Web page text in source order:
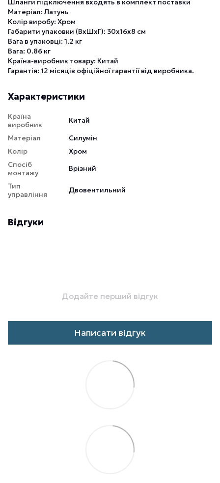
Матеріал: Латунь
Колір виробу: Хром
Габарити упаковки (ВхШхГ): 30х16х8 см
Вага в упаковці: 1.2 кг
Вага: 0.86 кг
Країна-виробник товару: Китай
Гарантія: 12 місяців офіційної гарантії від виробника.
Характеристики
Країна
виробник
Китай
Матеріал
Силумін
Колір
Хром
Спосіб
монтажу
Врізний
Тип
управління
Двовентильний
Відгуки
Додайте перший відгук
Написати відгук